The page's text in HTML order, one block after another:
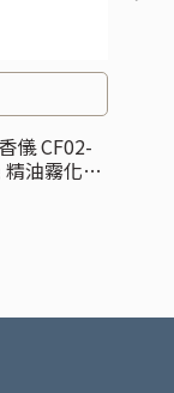
儀 CF02-
油霧化器